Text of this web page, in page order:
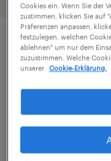
Job Details
Vollgas in deine
Staplerprofi (m/
Du beherrscht
Cookies ein. Wenn Sie der
zustimmen, klicken Sie auf
Präferenzen anpassen,
festzulegen, welchen
ablehnen" um nur dem
zuzustimmen. Welche
unserer
Cookie-Erklärung.